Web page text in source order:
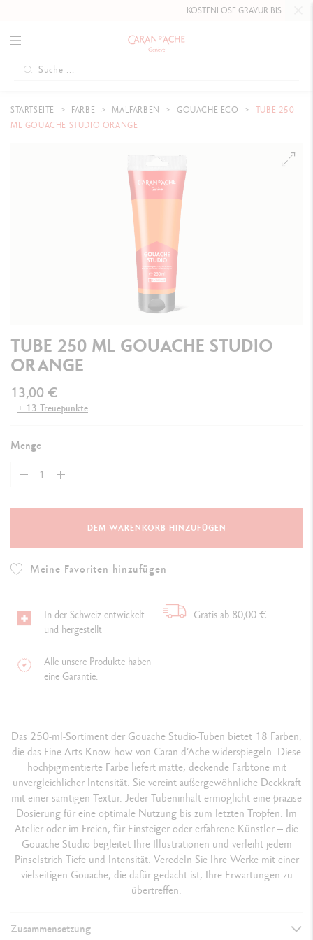
KOSTENLOSE GRAVUR BIS
STARTSEITE FARBE MALFARBEN GOUACHE ECO
TUBE 250
ML GOUACHE STUDIO ORANGE
TUBE 250 ML GOUACHE STUDIO
ORANGE
13,00 €
+ 13 Treuepunkte
Menge
DEM WARENKORB HINZUFÜGEN
Meine Favoriten hinzufügen
In der Schweiz entwickelt
und hergestellt
Gratis ab 80,00 €
Alle unsere Produkte haben
eine Garantie.
Das 250-ml-Sortiment der Gouache Studio-Tuben bietet 18 Farben,
die das Fine Arts-Know-how von Caran d’Ache widerspiegeln. Diese
hochpigmentierte Farbe liefert matte, deckende Farbtöne mit
unvergleichlicher Intensität. Sie vereint außergewöhnliche Deckkraft
mit einer samtigen Textur. Jeder Tubeninhalt ermöglicht eine präzise
Dosierung für eine optimale Nutzung bis zum letzten Tropfen. Im
Atelier oder im Freien, für Einsteiger oder erfahrene Künstler – die
Gouache Studio begleitet Ihre Illustrationen und verleiht jedem
Pinselstrich Tiefe und Intensität. Veredeln Sie Ihre Werke mit einer
vielseitigen Gouache, die dafür gedacht ist, Ihre Erwartungen zu
übertreffen.
Zusammensetzung